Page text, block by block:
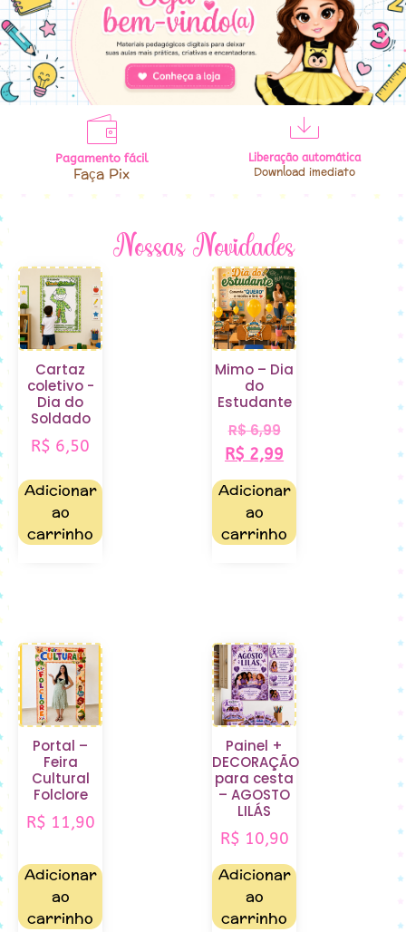
Pagamento fácil
Faça Pix
Liberação automática
Download imediato
Nossas Novidades
Cartaz
coletivo -
Dia do
Soldado
R$ 6,50
Adicionar
ao
carrinho
Mimo – Dia
do
Estudante
R$6,99
R$ 2,99
Adicionar
ao
carrinho
Portal –
Feira
Cultural
Folclore
R$ 11,90
Adicionar
ao
carrinho
Painel +
DECORAÇÃO
para cesta
– AGOSTO
LILÁS
R$ 10,90
Adicionar
ao
carrinho